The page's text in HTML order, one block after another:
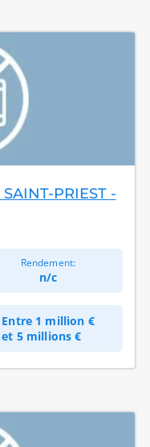
PRIEST -
Rendement:
n/c
Entre 1 million €
et 5 millions €